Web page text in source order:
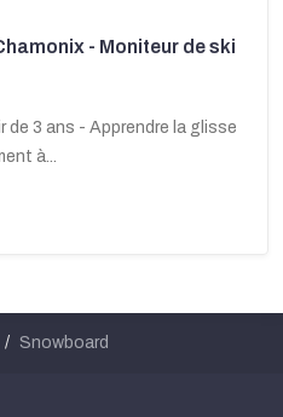
- Moniteur de ski
3 ans - Apprendre la glisse
à...
Snowboard